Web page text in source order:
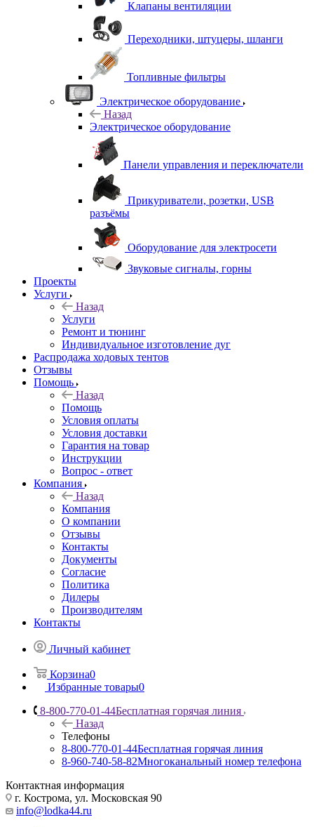
Клапаны вентиляции
Переходники, штуцеры, шланги
Топливные фильтры
Электрическое оборудование
Назад
Электрическое оборудование
Панели управления и переключатели
Прикуриватели, розетки, USB
разъёмы
Оборудование для электросети
Звуковые сигналы, горны
Проекты
Услуги
Назад
Услуги
Ремонт и тюнинг
Индивидуальное изготовление дуг
Распродажа ходовых тентов
Отзывы
Помощь
Назад
Помощь
Условия оплаты
Условия доставки
Гарантия на товар
Инструкции
Вопрос - ответ
Компания
Назад
Компания
О компании
Отзывы
Контакты
Документы
Согласие
Политика
Дилеры
Производителям
Контакты
Личный кабинет
Корзина0
Избранные товары0
8-800-770-01-44Бесплатная горячая линия
Назад
Телефоны
8-800-770-01-44Бесплатная горячая линия
8-960-740-58-82Многоканальный номер телефона
Контактная информация
г. Кострома, ул. Московская 90
info@lodka44.ru